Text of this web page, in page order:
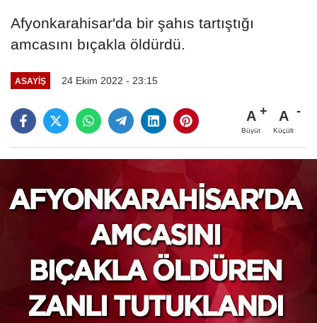
Afyonkarahisar'da bir şahıs tartıştığı
amcasını bıçakla öldürdü.
ASAYIŞ 24 Ekim 2022 - 23:15
A
Büyüt
A
Küçült